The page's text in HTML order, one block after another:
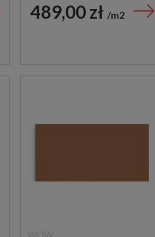
489,00 zł m2